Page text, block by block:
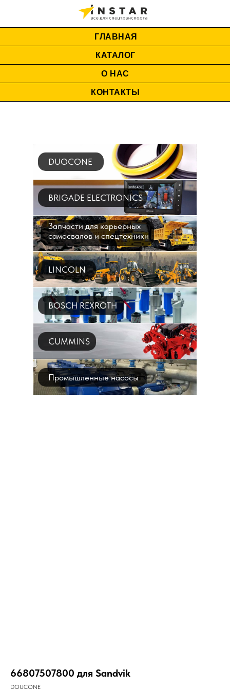
ГЛАВНАЯ
КАТАЛОГ
О НАС
КОНТАКТЫ
DUOCONE
BRIGADE ELECTRONICS
Запчасти для карьерных
самосвалов и спецтехники
LINCOLN
BOSCH REXROTH
CUMMINS
Промышленные насосы
66807507800 для Sandvik
DOUCONE